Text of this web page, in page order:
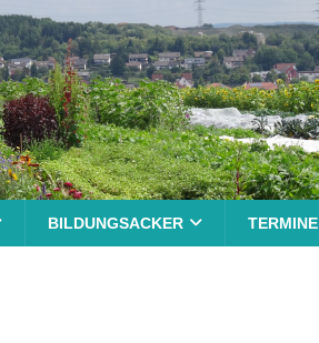
BILDUNGSACKER TERMINE